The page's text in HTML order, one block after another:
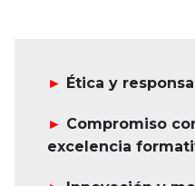
► Ética y
► Compromiso
excelencia